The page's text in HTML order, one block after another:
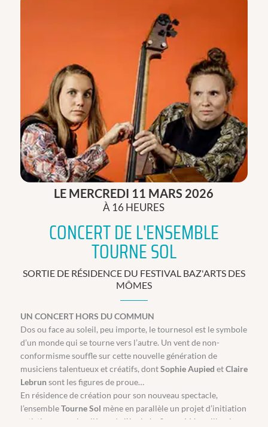
LE MERCREDI 11 MARS 2026
À 16 HEURES
CONCERT DE L'ENSEMBLE
TOURNE SOL
SORTIE DE RÉSIDENCE DU FESTIVAL BAZ'ARTS DES
MÔMES
UN CONCERT HORS DU COMMUN
Dos ou face au soleil, peu importe, le tournesol est le symbole
d’un monde qui se tourne vers l’autre. Un vent de non-
conformisme souffle sur cette nouvelle génération de
musiciens talentueux et créatifs, dontSophie Aupied etClaire
Lebrun sont les figures de proue…
En résidence de création pour son nouveau spectacle,
l’ensembleTourne Sol mène en parallèle un projet d’initiation
artistique avec les élèves de l’école
La Source
à Versailles. Le